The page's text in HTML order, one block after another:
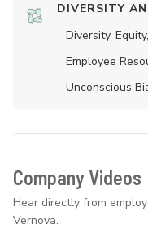
DIVERSITY
Diversity,
Employee
Unconscious
Company Videos
Hear directly from
Vernova.